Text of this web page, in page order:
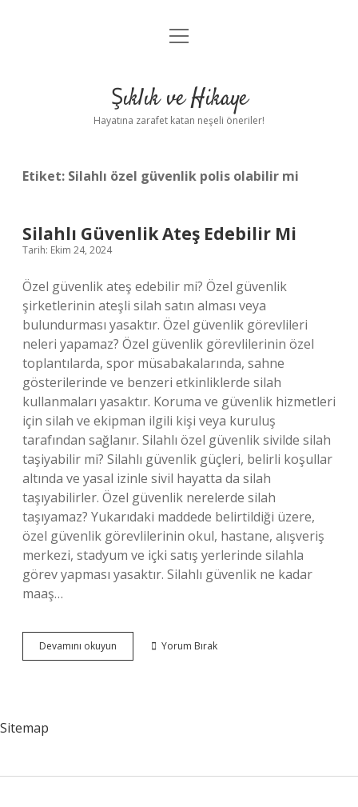
Anasayfa
Yasal Uyarı
menüyü
Şıklık ve Hikaye
Hayatına zarafet katan neşeli öneriler!
Etiket: Silahlı özel güvenlik polis olabilir mi
Silahlı Güvenlik Ateş Edebilir Mi
Tarih: Ekim 24, 2024
Özel güvenlik ateş edebilir mi? Özel güvenlik
şirketlerinin ateşli silah satın alması veya
bulundurması yasaktır. Özel güvenlik görevlileri
neleri yapamaz? Özel güvenlik görevlilerinin özel
toplantılarda, spor müsabakalarında, sahne
gösterilerinde ve benzeri etkinliklerde silah
kullanmaları yasaktır. Koruma ve güvenlik hizmetleri
için silah ve ekipman ilgili kişi veya kuruluş
tarafından sağlanır. Silahlı özel güvenlik sivilde silah
taşiyabilir mi? Silahlı güvenlik güçleri, belirli koşullar
altında ve yasal izinle sivil hayatta da silah
taşıyabilirler. Özel güvenlik nerelerde silah
taşıyamaz? Yukarıdaki maddede belirtildiği üzere,
özel güvenlik görevlilerinin okul, hastane, alışveriş
merkezi, stadyum ve içki satış yerlerinde silahla
görev yapması yasaktır. Silahlı güvenlik ne kadar
maaş…
Devamını okuyun
Güvenlik
Yorum Bırak
Sitemap